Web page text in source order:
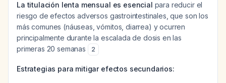
La titulación lenta mensual es esencial para reducir el
riesgo de efectos adversos gastrointestinales, que son los
más comunes (náuseas, vómitos, diarrea) y ocurren
principalmente durante la escalada de dosis en las
primeras 20 semanas
2
Estrategias para mitigar efectos secundarios: